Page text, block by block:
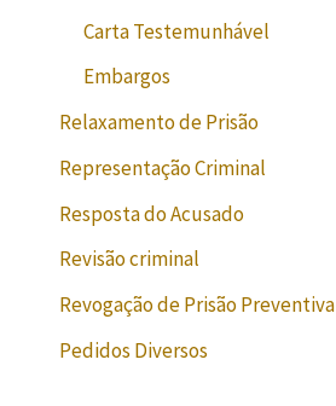
Carta Testemunhável
Embargos
Relaxamento de Prisão
Representação Criminal
Resposta do Acusado
Revisão criminal
Revogação de Prisão Preventiva
Pedidos Diversos